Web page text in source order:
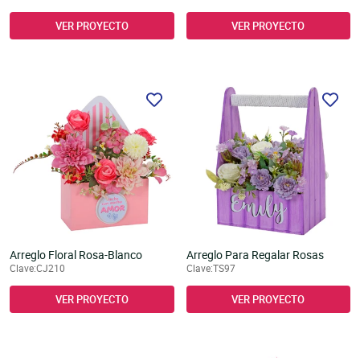
VER PROYECTO VER PROYECTO
Arreglo Floral Rosa-Blanco
Clave:CJ210
VER PROYECTO
Arreglo Para Regalar Rosas
Clave:TS97
VER PROYECTO